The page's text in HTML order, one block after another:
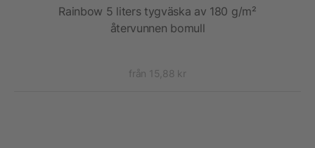
Rainbow 5 liters tygväska av 180 g/m²
återvunnen bomull
från 15,88 kr